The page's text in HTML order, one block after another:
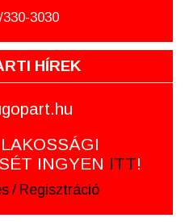
3030
HÍREK
INGYEN ITT!
/ Regisztráció